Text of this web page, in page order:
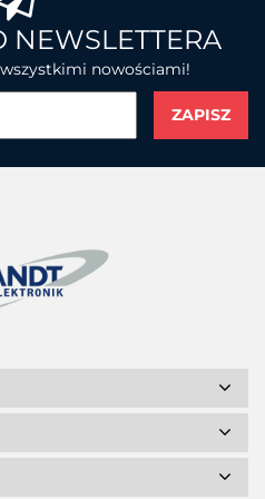
NEWSLETTERA
nowościami!